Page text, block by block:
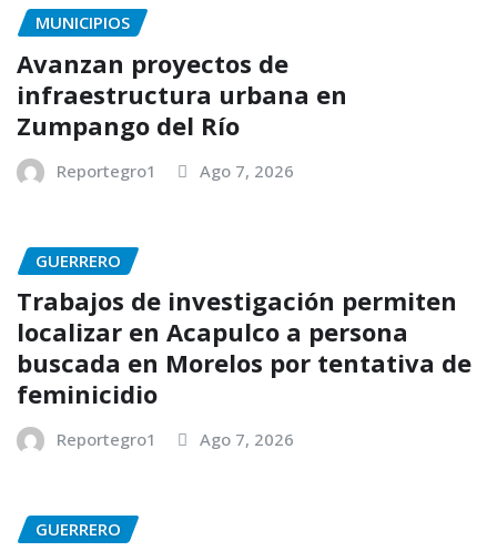
MUNICIPIOS
Avanzan proyectos de
infraestructura urbana en
Zumpango del Río
Reportegro1 Ago 7, 2026
GUERRERO
Trabajos de investigación permiten
localizar en Acapulco a persona
buscada en Morelos por tentativa de
feminicidio
Reportegro1 Ago 7, 2026
GUERRERO